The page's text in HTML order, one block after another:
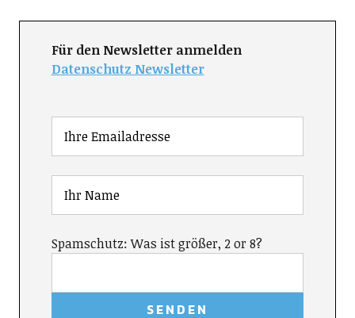
Für den Newsletter anmelden
Datenschutz Newsletter
Spamschutz: Was ist größer, 2 or 8?